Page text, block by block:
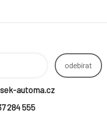
odebírat
automa.cz
284 555